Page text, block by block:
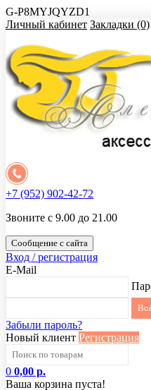
G-P8MYJQYZD1
Личный кабинет Закладки (0)
+7 (952) 902-42-72
Звоните с 9.00 до 21.00
Сообщение с сайта
Вход / регистрация
E-Mail
Забыли пароль?
Новый клиент Регистрация
0 0,00 р.
Ваша корзина пуста!